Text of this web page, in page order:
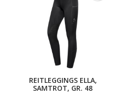
REITLEGGINGS ELLA,
SAMTROT, GR. 48